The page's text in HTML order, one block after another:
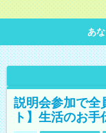
あ
説明会参加で全
ト】生活のお手